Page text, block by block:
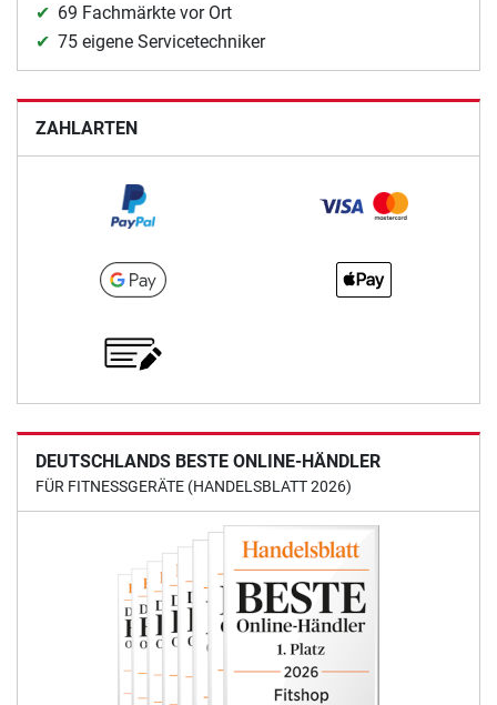
69 Fachmärkte vor Ort
75 eigene Servicetechniker
ZAHLARTEN
DEUTSCHLANDS BESTE ONLINE-HÄNDLER
FÜR FITNESSGERÄTE (HANDELSBLATT 2026)